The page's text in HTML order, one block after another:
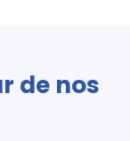
de nos